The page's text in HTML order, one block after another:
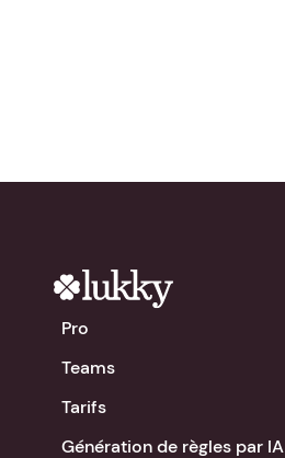
Pro
Teams
Tarifs
Génération de règles par IA